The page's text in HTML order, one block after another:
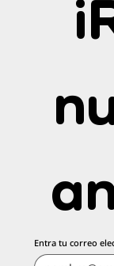
Entra tu correo